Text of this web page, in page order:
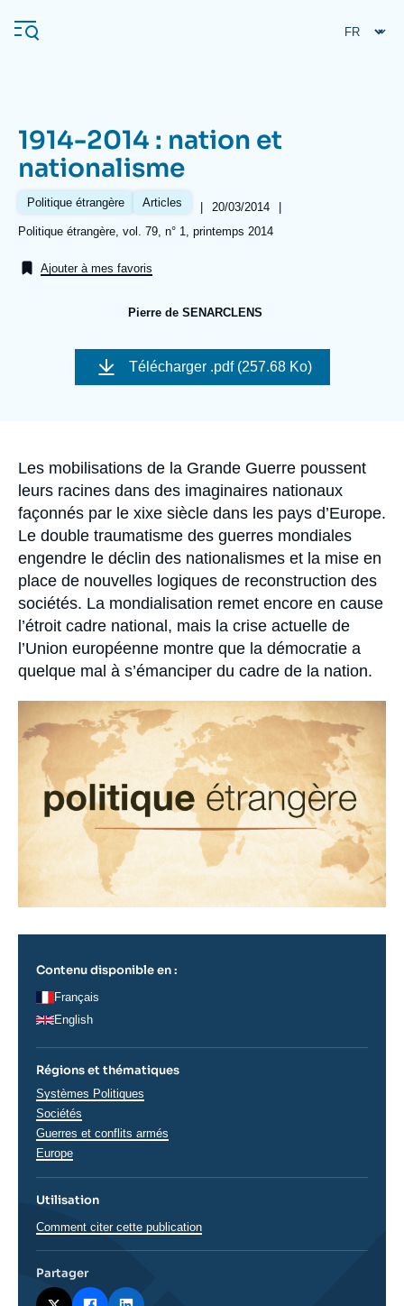
au
contenu
Navigation
principale
L'Ifri
Analyses
1914-2014 : nation et
nationalisme
Politique étrangère Articles |
Date
de
publication
20/03/2014
|
Références
Politique étrangère, vol. 79, n° 1, printemps 2014
Ajouter à mes favoris
Pierre de SENARCLENS
Image
couverture
Télécharger .pdf (257.68 Ko)
Accroche
Les mobilisations de la Grande Guerre poussent
leurs racines dans des imaginaires nationaux
façonnés par le xixe siècle dans les pays d’Europe.
Le double traumatisme des guerres mondiales
engendre le déclin des nationalismes et la mise en
place de nouvelles logiques de reconstruction des
sociétés. La mondialisation remet encore en cause
l’étroit cadre national, mais la crise actuelle de
l’Union européenne montre que la démocratie a
quelque mal à s’émanciper du cadre de la nation.
principale
Contenu disponible en :
Français
English
Régions et thématiques
Thématiques
analyses
Systèmes Politiques
Sociétés
Guerres et conflits armés
Régions
Europe
Utilisation
Comment citer cette publication
Partager